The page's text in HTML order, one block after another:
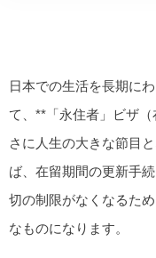
日本での生活を長期に
て、**「永住者」ビザ
さに人生の大きな節目
ば、在留期間の更新手
切の制限がなくなるた
なものになります。